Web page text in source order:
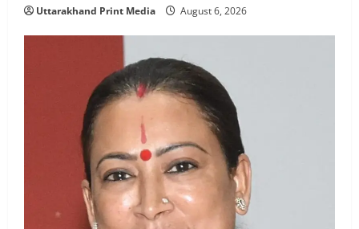
Uttarakhand Print Media August 6, 2026